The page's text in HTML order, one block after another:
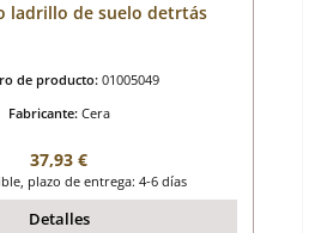
ladrillo de suelo detrtás
de producto: 01005049
Fabricante: Cera
Precio normal:
37,93 €
plazo de entrega: 4-6 días
Detalles